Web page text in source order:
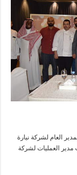
العام لشركة نيارة
مدير العمليات لشركة